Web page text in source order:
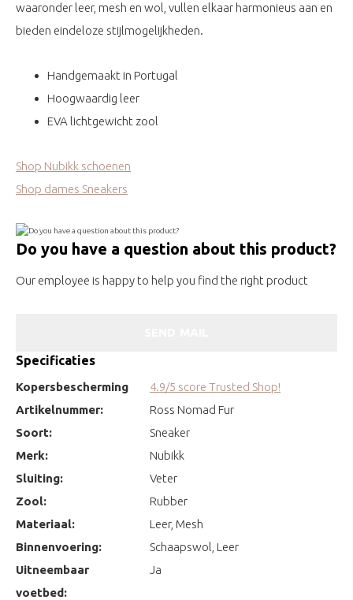
waaronder leer, mesh en wol, vullen elkaar harmonieus aan en
bieden eindeloze stijlmogelijkheden.
Handgemaakt in Portugal
Hoogwaardig leer
EVA lichtgewicht zool
Shop Nubikk schoenen
Shop dames Sneakers
Do you have a question about this product?
Our employee is happy to help you find the right product
Specificaties
Kopersbescherming
4.9/5 score Trusted Shop!
Artikelnummer:
Ross Nomad Fur
Soort:
Sneaker
Merk:
Nubikk
Sluiting:
Veter
Zool:
Rubber
Materiaal:
Leer, Mesh
Binnenvoering:
Schaapswol, Leer
Uitneembaar
voetbed:
Ja